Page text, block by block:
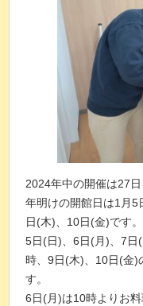
2024年中の開催は27日
年明けの開館日は1月
日(木)、10日(金)です。
5日(日)、6日(月)、7日
時、9日(木)、10日(金)
す。
6日(月)は10時よりお料